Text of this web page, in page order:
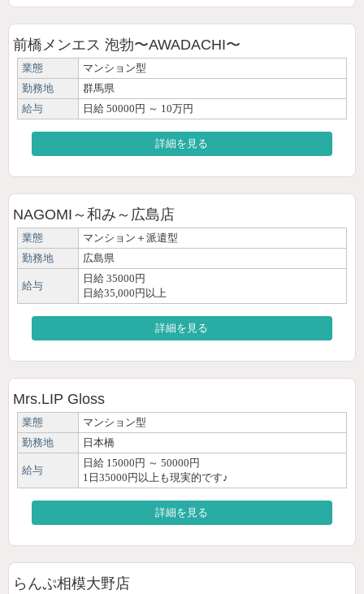
前橋メンエス 泡勃〜AWADACHI〜
業態
マンション型
勤務地
群馬県
給与
日給 50000円 ～ 10万円
詳細を見る
NAGOMI～和み～広島店
業態
マンション＋派遣型
勤務地
広島県
給与
日給 35000円
日給35,000円以上
詳細を見る
Mrs.LIP Gloss
業態
マンション型
勤務地
日本橋
給与
日給 15000円 ～ 50000円
1日35000円以上も現実的です♪
詳細を見る
らんぷ相模大野店